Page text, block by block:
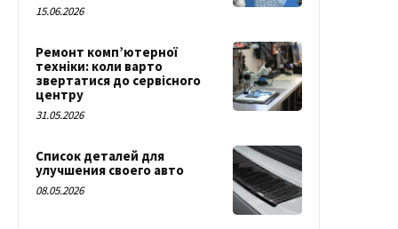
15.06.2026
Ремонт комп’ютерної
техніки: коли варто
звертатися до сервісного
центру
31.05.2026
Список деталей для
улучшения своего авто
08.05.2026